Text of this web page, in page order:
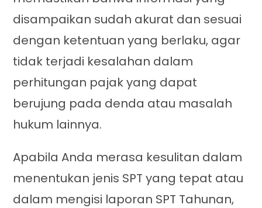
disampaikan sudah akurat dan sesuai
dengan ketentuan yang berlaku, agar
tidak terjadi kesalahan dalam
perhitungan pajak yang dapat
berujung pada denda atau masalah
hukum lainnya.
Apabila Anda merasa kesulitan dalam
menentukan jenis SPT yang tepat atau
dalam mengisi laporan SPT Tahunan,